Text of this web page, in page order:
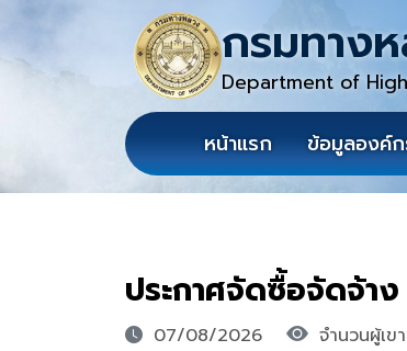
กรมทาง
Department of
หน้าแรก ข้อมูลองค์
ประกาศจัดซื้อจัดจ้าง
07/08/2026 จำนวนผู้เข